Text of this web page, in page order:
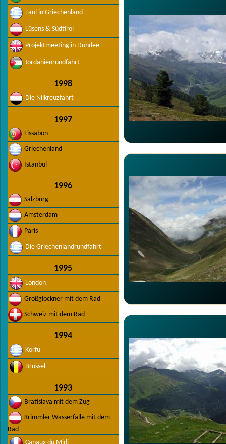
Faul in Griechenland
Lüsens & Südtirol
Projektmeeting in Dundee
Jordanienrundfahrt
1998
Die Nilkreuzfahrt
1997
Lissabon
Griechenland
Istanbul
1996
Salzburg
Amsterdam
Paris
Die Griechenlandrundfahrt
1995
London
Großglockner mit dem Rad
Schweiz mit dem Rad
1994
Korfu
Brüssel
1993
Bratislava mit dem Zug
Krimmler Wasserfälle mit dem
Rad